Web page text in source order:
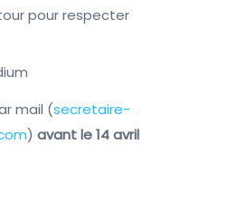
pour respecter
mail (secretaire-
) avant le 14 avril